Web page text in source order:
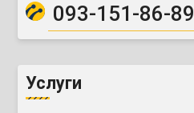
093-151-86-89
Услуги